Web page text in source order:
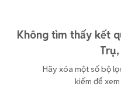
Không tìm thấy kết
Hãy xóa một số bộ
kiếm để